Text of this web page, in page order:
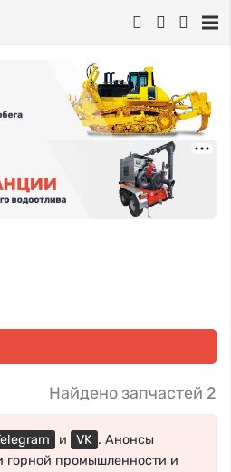
Найдено запчастей 2
и VK . Анонсы
горной промышленности и